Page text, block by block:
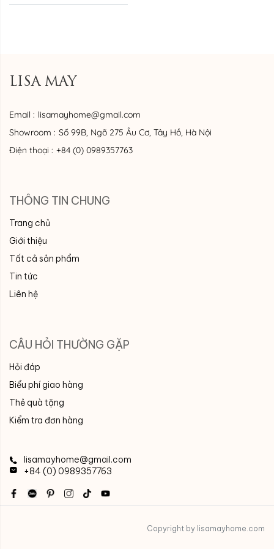
LISA MAY
Email : lisamayhome@gmail.com
Showroom : Số 99B, Ngõ 275 Âu Cơ, Tây Hồ, Hà Nội
Điện thoại : +84 (0) 0989357763
THÔNG TIN CHUNG
Trang chủ
Giới thiệu
Tất cả sản phẩm
Tin tức
Liên hệ
CÂU HỎI THƯỜNG GẶP
Hỏi đáp
Biểu phí giao hàng
Thẻ quà tặng
Kiểm tra đơn hàng
lisamayhome@gmail.com
+84 (0) 0989357763
Copyright by lisamayhome.com